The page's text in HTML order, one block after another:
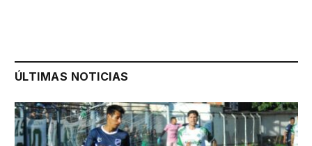
ÚLTIMAS NOTICIAS